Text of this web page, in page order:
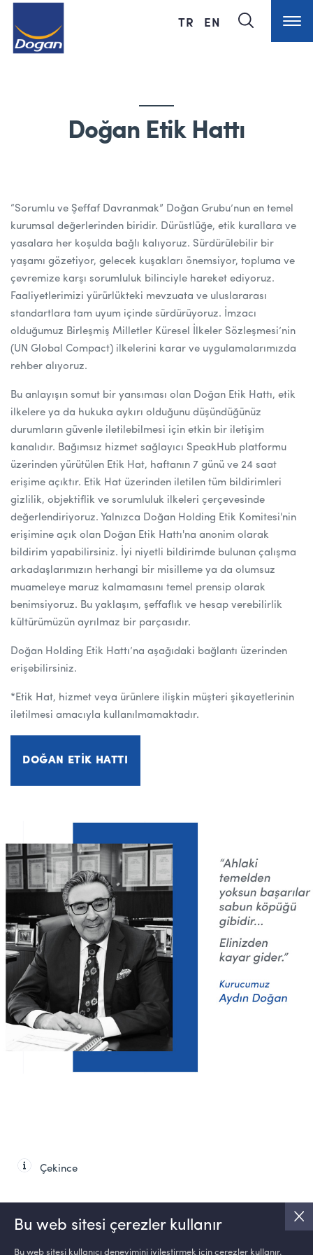
TR EN
Doğan Etik Hattı
“Sorumlu ve Şeffaf Davranmak” Doğan Grubu’nun en temel
kurumsal değerlerinden biridir. Dürüstlüğe, etik kurallara ve
yasalara her koşulda bağlı kalıyoruz. Sürdürülebilir bir
yaşamı gözetiyor, gelecek kuşakları önemsiyor, topluma ve
çevremize karşı sorumluluk bilinciyle hareket ediyoruz.
Faaliyetlerimizi yürürlükteki mevzuata ve uluslararası
standartlara tam uyum içinde sürdürüyoruz. İmzacı
olduğumuz Birleşmiş Milletler Küresel İlkeler Sözleşmesi’nin
(UN Global Compact) ilkelerini karar ve uygulamalarımızda
rehber alıyoruz.
Bu anlayışın somut bir yansıması olan Doğan Etik Hattı, etik
ilkelere ya da hukuka aykırı olduğunu düşündüğünüz
durumların güvenle iletilebilmesi için etkin bir iletişim
kanalıdır. Bağımsız hizmet sağlayıcı SpeakHub platformu
üzerinden yürütülen Etik Hat, haftanın 7 günü ve 24 saat
erişime açıktır. Etik Hat üzerinden iletilen tüm bildirimleri
gizlilik, objektiflik ve sorumluluk ilkeleri çerçevesinde
değerlendiriyoruz. Yalnızca Doğan Holding Etik Komitesi'nin
erişimine açık olan Doğan Etik Hattı'na anonim olarak
bildirim yapabilirsiniz. İyi niyetli bildirimde bulunan çalışma
arkadaşlarımızın herhangi bir misilleme ya da olumsuz
muameleye maruz kalmamasını temel prensip olarak
benimsiyoruz. Bu yaklaşım, şeffaflık ve hesap verebilirlik
kültürümüzün ayrılmaz bir parçasıdır.
Doğan Holding Etik Hattı’na aşağıdaki bağlantı üzerinden
erişebilirsiniz.
*Etik Hat, hizmet veya ürünlere ilişkin müşteri şikayetlerinin
iletilmesi amacıyla kullanılmamaktadır.
DOĞAN ETIK HATTI
Çekince
Bu web sitesi çerezler kullanır
Bu web sitesi kullanıcı deneyimini iyileştirmek için çerezler kullanır.